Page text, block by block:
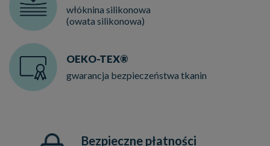
włóknina silikonowa
(owata silikonowa)
OEKO-TEX®
gwarancja bezpieczeństwa tkanin
Bezpieczne płatności